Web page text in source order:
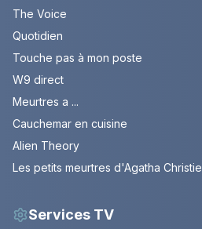
The Voice
Quotidien
Touche pas à mon poste
W9 direct
Meurtres a ...
Cauchemar en cuisine
Alien Theory
Les petits meurtres d'Agatha Christie
Services TV